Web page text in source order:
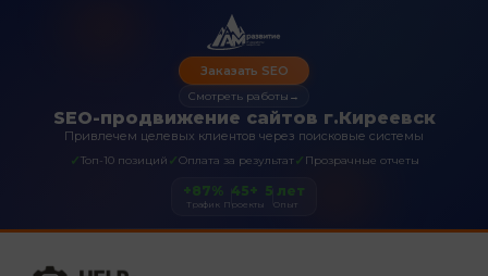
SEO-продвижение сайтов г.Киреевск
Привлечем целевых клиентов через поисковые системы
✓Топ-10 позиций ✓Оплата за результат✓ Прозрачные отчеты
Заказать SEO
Смотреть работы →
+87%
Трафик
45+
Проекты
5 лет
Опыт